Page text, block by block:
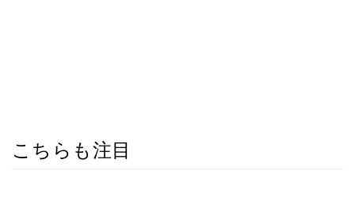
こちらも注目